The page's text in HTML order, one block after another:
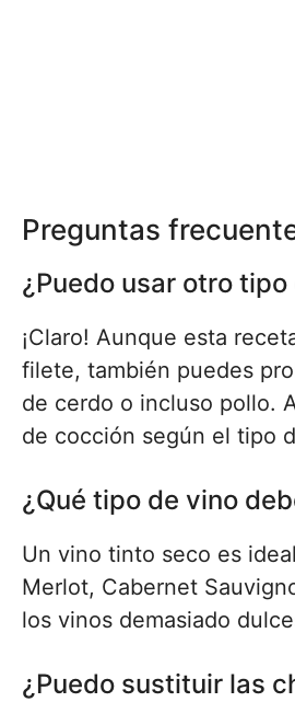
Preguntas
¿Puedo usar otro tipo
¡Claro! Aunque esta
filete, también puedes
de cerdo o incluso pollo.
de cocción según el tipo
¿Qué tipo de vino
Un vino tinto seco es
Merlot, Cabernet
los vinos demasiado
¿Puedo sustituir las